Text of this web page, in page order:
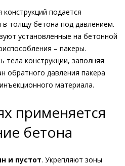
подается
в толщу бетона под давлением.
установленные на бетонной
– пакеры.
тела конструкции, заполняя
обратного давления пакера
материала.
применяется
бетона
и пустот. Укрепляют зоны